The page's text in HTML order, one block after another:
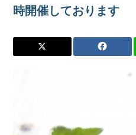
時開催しております